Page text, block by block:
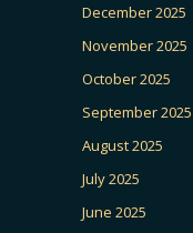
December 2025
November 2025
October 2025
September 2025
August 2025
July 2025
June 2025